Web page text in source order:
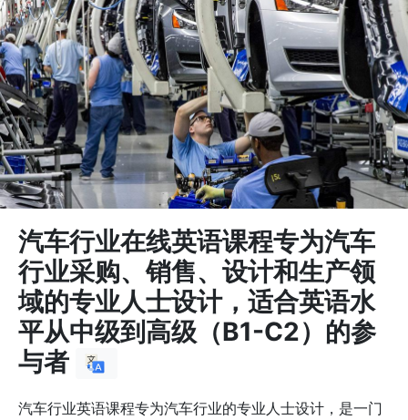
汽车行业在线英语课程专为汽车
行业采购、销售、设计和生产领
域的专业人士设计，适合英语水
平从中级到高级（B1-C2）的参
与者
汽车行业英语课程专为汽车行业的专业人士设计，是一门